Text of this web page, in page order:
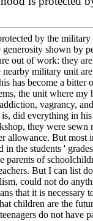
by the military
shown by
out of work: they are
military unit
has become a
the unit where my
vagrancy,
did everything in
they were
allowance. But
the students '
parents of
But I can list
could not do
that it is
children are the
do not have